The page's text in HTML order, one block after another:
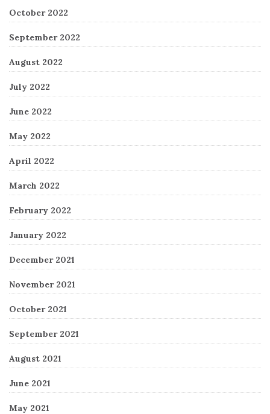
October 2022
September 2022
August 2022
July 2022
June 2022
May 2022
April 2022
March 2022
February 2022
January 2022
December 2021
November 2021
October 2021
September 2021
August 2021
June 2021
May 2021